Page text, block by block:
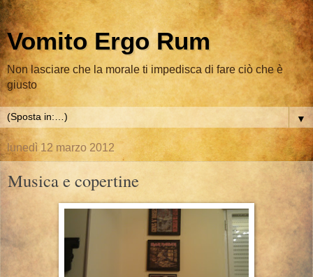
Vomito Ergo Rum
Non lasciare che la morale ti impedisca di fare ciò che è
giusto
▼
lunedì 12 marzo 2012
Musica e copertine